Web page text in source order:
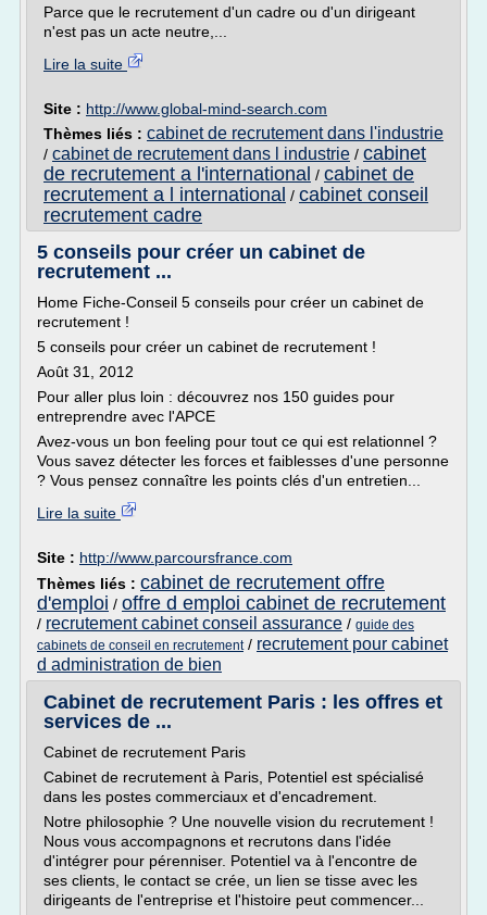
Parce que le recrutement d'un cadre ou d'un dirigeant
n'est pas un acte neutre,...
Lire la suite
Site : http://www.global-mind-search.com
Thèmes liés : cabinet de recrutement dans l'industrie
/ cabinet de recrutement dans l industrie / cabinet
de recrutement a l'international / cabinet de
recrutement a l international / cabinet conseil
recrutement cadre
5 conseils pour créer un cabinet de
recrutement ...
Home Fiche-Conseil 5 conseils pour créer un cabinet de
recrutement !
5 conseils pour créer un cabinet de recrutement !
Août 31, 2012
Pour aller plus loin : découvrez nos 150 guides pour
entreprendre avec l'APCE
Avez-vous un bon feeling pour tout ce qui est relationnel ?
Vous savez détecter les forces et faiblesses d'une personne
? Vous pensez connaître les points clés d'un entretien...
Lire la suite
Site : http://www.parcoursfrance.com
Thèmes liés : cabinet de recrutement offre
d'emploi / offre d emploi cabinet de recrutement
/ recrutement cabinet conseil assurance / guide des
cabinets de conseil en recrutement/ recrutement pour cabinet
d administration de bien
Cabinet de recrutement Paris : les offres et
services de ...
Cabinet de recrutement Paris
Cabinet de recrutement à Paris, Potentiel est spécialisé
dans les postes commerciaux et d'encadrement.
Notre philosophie ? Une nouvelle vision du recrutement !
Nous vous accompagnons et recrutons dans l'idée
d'intégrer pour pérenniser. Potentiel va à l'encontre de
ses clients, le contact se crée, un lien se tisse avec les
dirigeants de l'entreprise et l'histoire peut commencer...